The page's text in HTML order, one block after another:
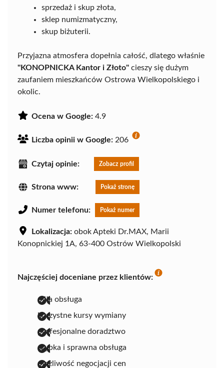
sprzedaż i skup złota,
sklep numizmatyczny,
skup biżuterii.
Przyjazna atmosfera dopełnia całość, dlatego właśnie
"KONOPNICKA Kantor i Złoto" cieszy się dużym
zaufaniem mieszkańców Ostrowa Wielkopolskiego i
okolic.
Ocena w Google: 4.9
Liczba opinii w Google: 206
Czytaj opinie: Zobacz profil
Strona www: Pokaż stronę
Numer telefonu: Pokaż numer
Lokalizacja: obok Apteki Dr.MAX, Marii
Konopnickiej 1A, 63-400 Ostrów Wielkopolski
Najczęściej doceniane przez klientów:
miła obsługa
korzystne kursy wymiany
profesjonalne doradztwo
szybka i sprawna obsługa
możliwość negocjacji cen